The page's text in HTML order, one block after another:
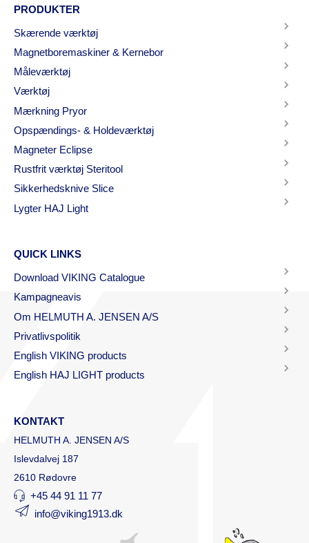
PRODUKTER
Skærende værktøj
Magnetboremaskiner & Kernebor
Måleværktøj
Værktøj
Mærkning Pryor
Opspændings- & Holdeværktøj
Magneter Eclipse
Rustfrit værktøj Steritool
Sikkerhedsknive Slice
Lygter HAJ Light
QUICK LINKS
Download VIKING Catalogue
Kampagneavis
Om HELMUTH A. JENSEN A/S
Privatlivspolitik
English VIKING products
English HAJ LIGHT products
KONTAKT
HELMUTH A. JENSEN A/S
Islevdalvej 187
2610 Rødovre
+45 44 91 11 77
info@viking1913.dk